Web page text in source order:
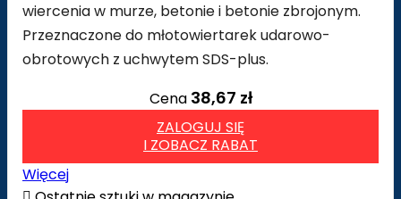
wiercenia w murze, betonie i betonie zbrojonym.
Przeznaczone do młotowiertarek udarowo-
obrotowych z uchwytem SDS-plus.
Cena 38,67 zł
ZALOGUJ SIĘ
I ZOBACZ RABAT
Więcej